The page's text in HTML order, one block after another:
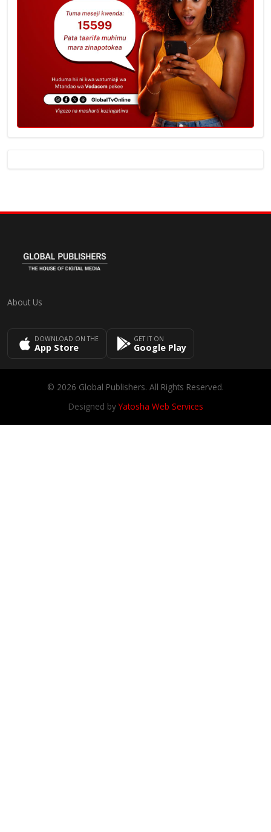
About Us
DOWNLOAD ON THE
App Store
GET IT ON
Google Play
© 2026 Global Publishers. All Rights Reserved.
Designed byYatosha Web Services